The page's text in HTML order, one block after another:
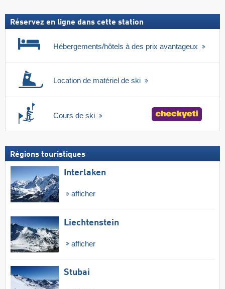
Réservez en ligne dans cette station
Hébergements/hôtels à des prix avantageux
Location de matériel de ski
Cours de ski
Régions touristiques
Interlaken
afficher
Liechtenstein
afficher
Stubai